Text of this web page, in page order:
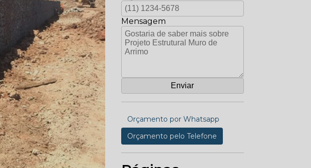
Mensagem
Orçamento por Whatsapp
Orçamento pelo Telefone